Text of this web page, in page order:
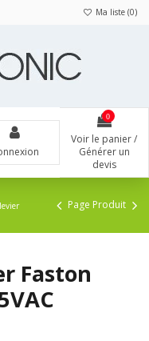
Ma liste (0)
0
Voir le panier /
Générer un
devis
Page Produit
Faston